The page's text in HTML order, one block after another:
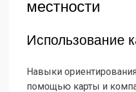
местности
Использование
Навыки
помощью карты и